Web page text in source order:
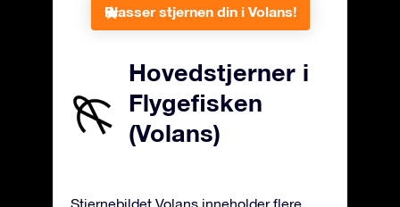
Plasser stjernen din i Volans!
Hovedstjerner i
Flygefisken
(Volans)
Stjernebildet Volans inneholder flere